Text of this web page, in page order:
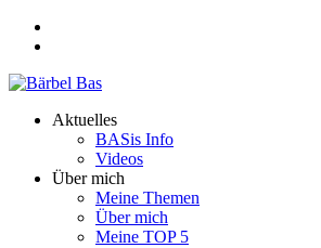
Aktuelles
BASis Info
Videos
Über mich
Meine Themen
Über mich
Meine TOP 5